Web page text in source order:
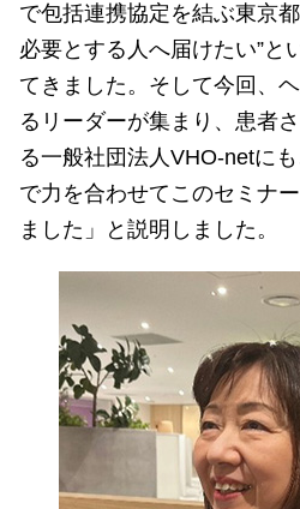
で包括連携協定を結ぶ東京都
必要とする人へ届けたい”と
てきました。そして今回、
るリーダーが集まり、患者
る一般社団法人VHO-netに
で力を合わせてこのセミナ
ました」と説明しました。